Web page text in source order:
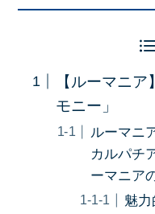
【ルーマニ
モニー」
ルーマニ
カルパチ
ーマニア
魅